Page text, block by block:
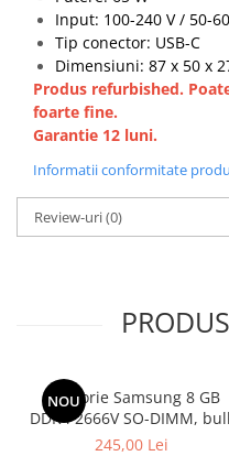
Input: 100-240 V / 50-
Tip conector: USB-C
Dimensiuni: 87 x 50 x
Produs refurbished.
foarte fine.
Garantie 12 luni.
Informatii conformitate
Review-uri(0)
NOU
Memorie Samsung 8 GB
DDR4 2666V SO-DIMM,
245,00 Lei